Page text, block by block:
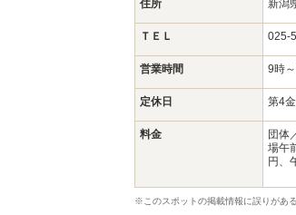
住所 新潟
ＴＥＬ 025-
営業時間 9時
定休日 第4
料金
団体
場午
円、
※このスポットの掲載情報に誤りがあ